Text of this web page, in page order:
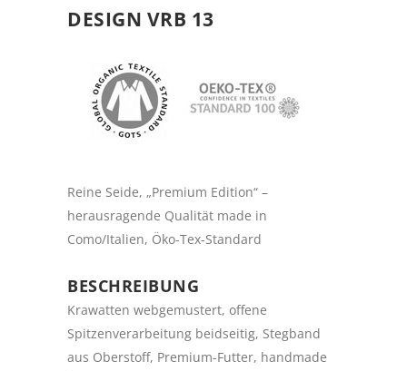
DESIGN VRB 13
Reine Seide, „Premium Edition“ –
herausragende Qualität made in
Como/Italien, Öko-Tex-Standard
BESCHREIBUNG
Krawatten webgemustert, offene
Spitzenverarbeitung beidseitig, Stegband
aus Oberstoff, Premium-Futter, handmade